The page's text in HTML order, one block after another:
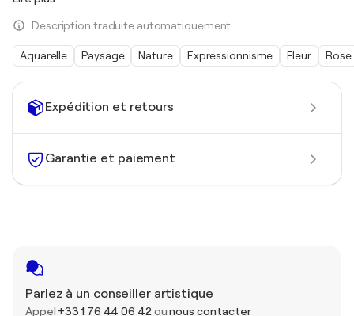
Expédition et retours
Garantie et paiement
Parlez à un conseiller artistique
Appel +33 1 76 44 06 42 ounous contacter
Description traduite automatiquement.
Aquarelle Paysage Nature Expressionnisme Fleur Rose